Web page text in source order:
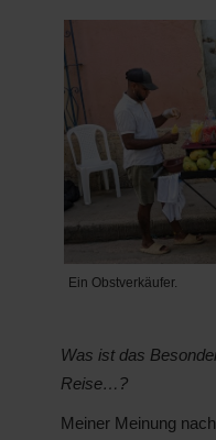
Ein Obstverkäufer.
Was ist das
Reise…?
Meiner Meinung